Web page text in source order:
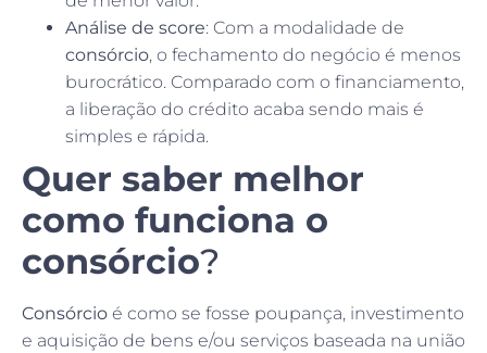
Análise de score: Com a modalidade de
consórcio, o fechamento do negócio é menos
burocrático. Comparado com o financiamento,
a liberação do crédito acaba sendo mais é
simples e rápida.
Quer saber melhor
como funciona o
consórcio?
Consórcio é como se fosse poupança, investimento
e aquisição de bens e/ou serviços baseada na união